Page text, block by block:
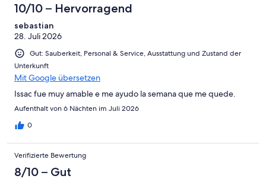
10/10 – Hervorragend
sebastian
28. Juli 2026
Gut: Sauberkeit, Personal & Service, Ausstattung und Zustand der
Unterkunft
Mit Google übersetzen
Issac fue muy amable e me ayudo la semana que me quede.
Aufenthalt von 6 Nächten im Juli 2026
0
Verifizierte Bewertung
8/10 – Gut